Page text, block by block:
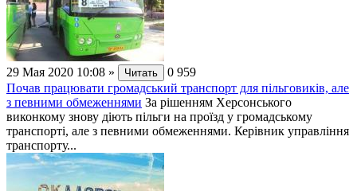
29 Мая 2020 10:08 » Читать 0 959
Почав працювати громадський транспорт для пільговиків, але
з певними обмеженнями За рішенням Херсонського
виконкому знову діють пільги на проїзд у громадському
транспорті, але з певними обмеженнями. Керівник управління
транспорту...